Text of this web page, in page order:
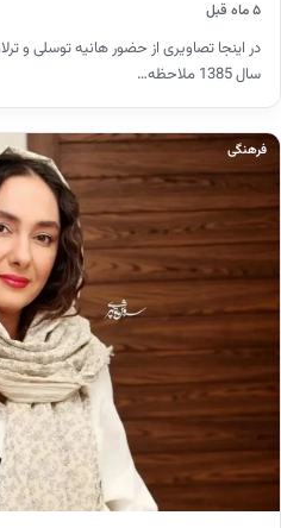
۵ ماه قبل
در اینجا تصاویری از حضور هانیه توسلی و
سال 1385 ملاحظه…
فرهنگی